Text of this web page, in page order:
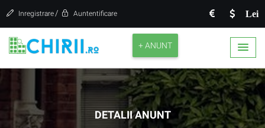
Lei
Inregistrare / Auntentificare
+ ANUNT
DETALII ANUNT